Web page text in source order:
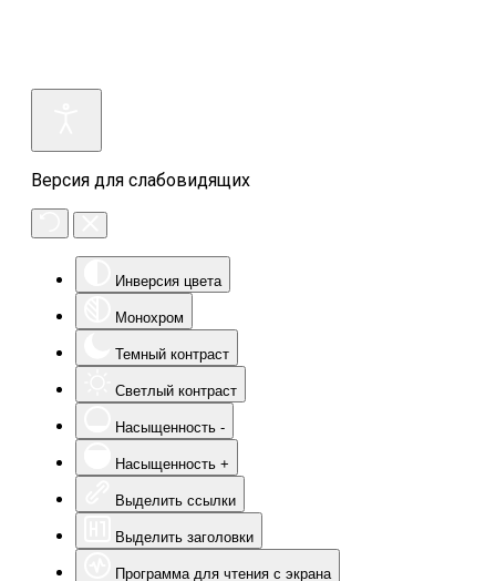
Версия для слабовидящих
Инверсия цвета
Монохром
Темный контраст
Светлый контраст
Насыщенность -
Насыщенность +
Выделить ссылки
Выделить заголовки
Программа для чтения с экрана